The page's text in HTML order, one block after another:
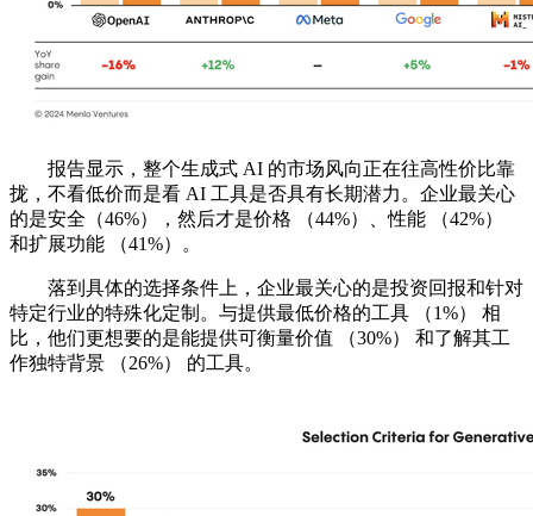
报告显示，整个生成式 AI 的市场风向正在往高性价比靠
拢，不看低价而是看 AI 工具是否具有长期潜力。企业最关心
的是安全（46%），然后才是价格 （44%）、性能 （42%）
和扩展功能 （41%）。
落到具体的选择条件上，企业最关心的是投资回报和针对
特定行业的特殊化定制。与提供最低价格的工具 （1%） 相
比，他们更想要的是能提供可衡量价值 （30%） 和了解其工
作独特背景 （26%） 的工具。